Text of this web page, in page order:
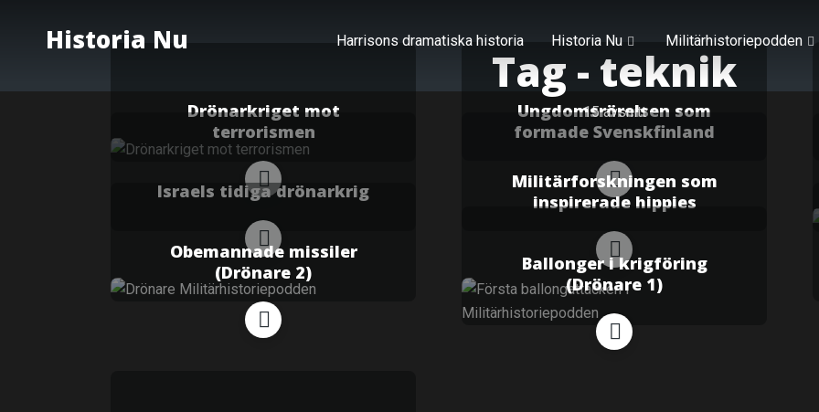
Historia Nu Harrisons dramatiska historia Historia Nu Militärhistoriepodden
Tag - teknik
15 avsnitt
Drönarkriget mot
terrorismen
Ungdomsrörelsen som
formade Svenskfinland
Israels tidiga drönarkrig
Militärforskningen som
inspirerade hippies
Obemannade missiler
(Drönare 2)
Ballonger i krigföring
(Drönare 1)